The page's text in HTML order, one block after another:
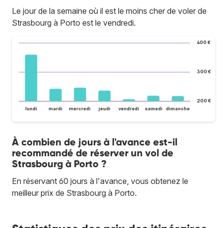
Le jour de la semaine où il est le moins cher de voler de
Strasbourg à Porto est le vendredi.
200 €
300 €
400 €
lundi mardi mercredi jeudi vendredi samedi dimanche
À combien de jours à l'avance est-il
recommandé de réserver un vol de
Strasbourg à Porto ?
En réservant 60 jours à l'avance, vous obtenez le
meilleur prix de Strasbourg à Porto.